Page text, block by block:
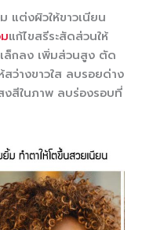
แต่งผิวให้ขาวเนียน
แก้ไขสรีระสัดส่วนให้
ล็กลง เพิ่มส่วนสูง ตัด
ว่างขาวใส ลบรอยด่าง
งสีในภาพ ลบร่องรอบที่